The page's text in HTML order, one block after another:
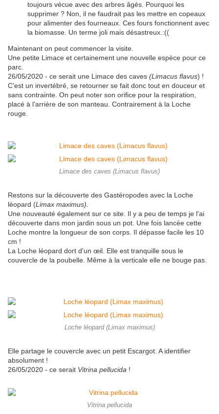
toujours vécue avec des arbres âgés. Pourquoi les
supprimer ? Non, il ne faudrait pas les mettre en copeaux
pour alimenter des fourneaux. Ces fours fonctionnent avec
la biomasse. Un terme joli mais désastreux.:((
Maintenant on peut commencer la visite.
Une petite Limace et certainement une nouvelle espèce pour ce
parc.
26/05/2020 - ce serait une Limace des caves (Limacus flavus) !
C'est un invertébré, se retourner se fait donc tout en douceur et
sans contrainte. On peut noter son orifice pour la respiration,
placé à l'arrière de son manteau. Contrairement à la Loche
rouge.
Limace des caves (Limacus flavus)
Restons sur la découverte des Gastéropodes avec la Loche
léopard (Limax maximus).
Une nouveauté également sur ce site. Il y a peu de temps je l'ai
découverte dans mon jardin sous un pot. Une fois lancée cette
Loche montre la longueur de son corps. Il dépasse facile les 10
cm !
La Loche léopard dort d'un œil. Elle est tranquille sous le
couvercle de la poubelle. Même à la verticale elle ne bouge pas.
Loche léopard (Limax maximus)
Elle partage le couvercle avec un petit Escargot. A identifier
absolument !
26/05/2020 - ce serait Vitrina pellucida !
Vitrina pellucida